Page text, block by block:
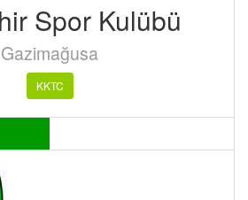
Spor Kulübü
Gazimağusa
KKTC